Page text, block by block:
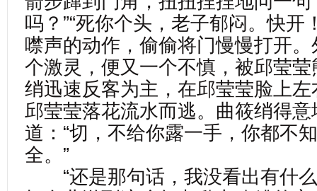
吗？”“死你个头，老子郁闷。快开
噤声的动作，偷偷将门慢慢打开
个激灵，便又一个不慎，被邱莹
绡迅速反客为主，在邱莹莹脸上
邱莹莹落花流水而逃。曲筱绡得意
道：“切，不给你露一手，你都不
全。”
“还是那句话，我没看出有什么